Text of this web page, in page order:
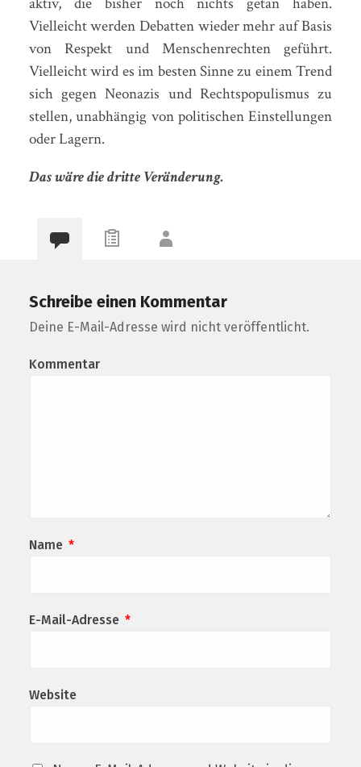
Vielleicht werden Debatten wieder mehr auf Basis
von Respekt und Menschenrechten geführt.
Vielleicht wird es im besten Sinne zu einem Trend
sich gegen Neonazis und Rechtspopulismus zu
stellen, unabhängig von politischen Einstellungen
oder Lagern.
Das wäre die dritte Veränderung.
Schreibe einen Kommentar
Deine E-Mail-Adresse wird nicht veröffentlicht.
Kommentar
Name *
E-Mail-Adresse *
Website